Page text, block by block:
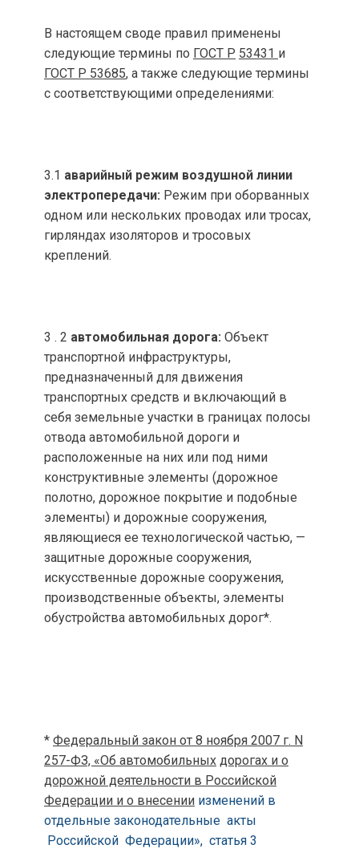
В настоящем своде правил применены
следующие термины по ГОСТ Р 53431 и
ГОСТ Р 53685, а также следующие термины
с соответствующими определениями:
3.1 аварийный режим воздушной линии
электропередачи: Режим при оборванных
одном или нескольких проводах или тросах,
гирляндах изоляторов и тросовых
креплений.
3 . 2 автомобильная дорога: Объект
транспортной инфраструктуры,
предназначенный для движения
транспортных средств и включающий в
себя земельные участки в границах полосы
отвода автомобильной дороги и
расположенные на них или под ними
конструктивные элементы (дорожное
полотно, дорожное покрытие и подобные
элементы) и дорожные сооружения,
являющиеся ее технологической частью, —
защитные дорожные сооружения,
искусственные дорожные сооружения,
производственные объекты, элементы
обустройства автомобильных дорог*.
* Федеральный закон от 8 ноября 2007 г. N
257-ФЗ, «Об автомобильных дорогах и о
дорожной деятельности в Российской
Федерации и о внесении изменений в
отдельные законодательные акты
Российской Федерации», статья 3